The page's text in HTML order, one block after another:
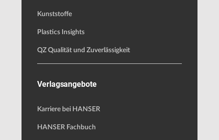
Kunststoffe
Plastics Insights
QZ Qualität und Zuverlässigkeit
Verlagsangebote
Karriere bei HANSER
HANSER Fachbuch